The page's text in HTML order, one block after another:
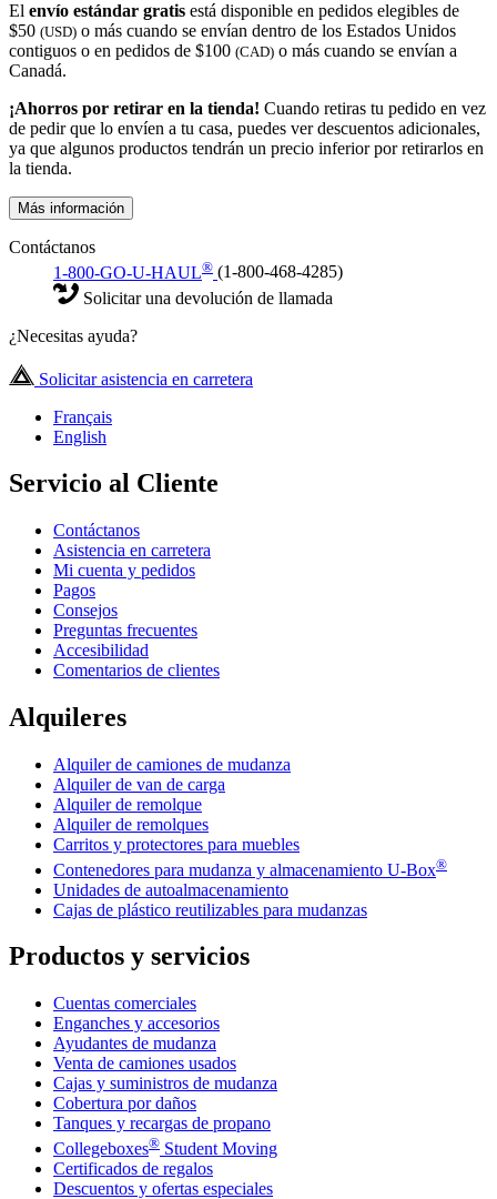
El envío estándar gratis está disponible en pedidos elegibles de
$50 (USD) o más cuando se envían dentro de los Estados Unidos
contiguos o en pedidos de $100 (CAD) o más cuando se envían a
Canadá.
¡Ahorros por retirar en la tienda! Cuando retiras tu pedido en vez
de pedir que lo envíen a tu casa, puedes ver descuentos adicionales,
ya que algunos productos tendrán un precio inferior por retirarlos en
la tienda.
Más información
Contáctanos
1-800-GO-U-HAUL® (1-800-468-4285)
Solicitar una devolución de llamada
¿Necesitas ayuda?
Solicitar asistencia en carretera
Français
English
Servicio al Cliente
Contáctanos
Asistencia en carretera
Mi cuenta y pedidos
Pagos
Consejos
Preguntas frecuentes
Accesibilidad
Comentarios de clientes
Alquileres
Alquiler de camiones de mudanza
Alquiler de van de carga
Alquiler de remolque
Alquiler de remolques
Carritos y protectores para muebles
Contenedores para mudanza y almacenamiento U-Box®
Unidades de autoalmacenamiento
Cajas de plástico reutilizables para mudanzas
Productos y servicios
Cuentas comerciales
Enganches y accesorios
Ayudantes de mudanza
Venta de camiones usados
Cajas y suministros de mudanza
Cobertura por daños
Tanques y recargas de propano
Collegeboxes® Student Moving
Certificados de regalos
Descuentos y ofertas especiales